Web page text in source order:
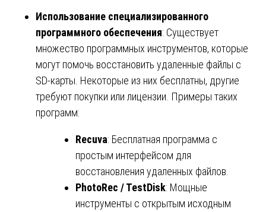
Использование специализированного
программного обеспечения: Существует
множество программных инструментов, которые
могут помочь восстановить удаленные файлы с
SD-карты. Некоторые из них бесплатны, другие
требуют покупки или лицензии. Примеры таких
программ:
Recuva: Бесплатная программа с
простым интерфейсом для
восстановления удаленных файлов.
PhotoRec / TestDisk: Мощные
инструменты с открытым исходным